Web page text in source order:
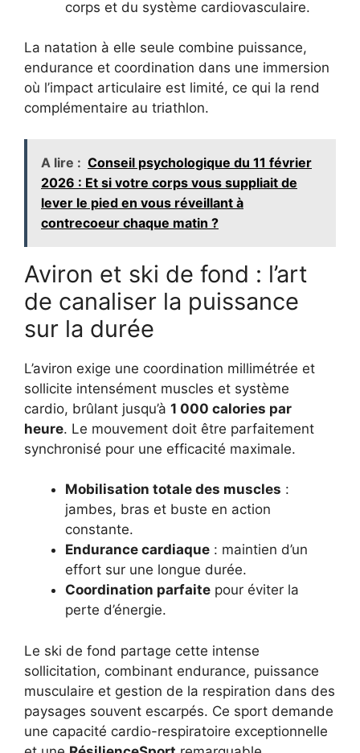
corps et du système cardiovasculaire.
La natation à elle seule combine puissance,
endurance et coordination dans une immersion
où l’impact articulaire est limité, ce qui la rend
complémentaire au triathlon.
A lire : Conseil psychologique du 11 février
2026 : Et si votre corps vous suppliait de
lever le pied en vous réveillant à
contrecoeur chaque matin ?
Aviron et ski de fond : l’art
de canaliser la puissance
sur la durée
L’aviron exige une coordination millimétrée et
sollicite intensément muscles et système
cardio, brûlant jusqu’à 1 000 calories par
heure. Le mouvement doit être parfaitement
synchronisé pour une efficacité maximale.
Mobilisation totale des muscles :
jambes, bras et buste en action
constante.
Endurance cardiaque : maintien d’un
effort sur une longue durée.
Coordination parfaite pour éviter la
perte d’énergie.
Le ski de fond partage cette intense
sollicitation, combinant endurance, puissance
musculaire et gestion de la respiration dans des
paysages souvent escarpés. Ce sport demande
une capacité cardio-respiratoire exceptionnelle